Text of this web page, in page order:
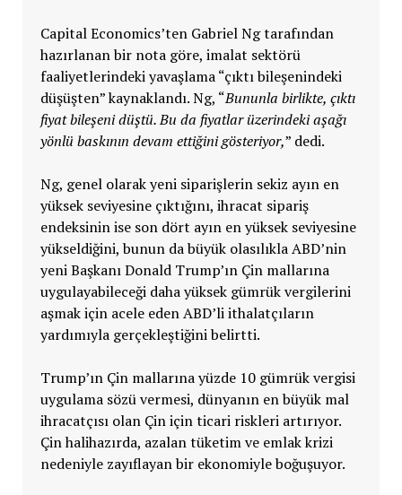
Capital Economics’ten Gabriel Ng tarafından
hazırlanan bir nota göre, imalat sektörü
faaliyetlerindeki yavaşlama “çıktı bileşenindeki
düşüşten” kaynaklandı. Ng, “Bununla birlikte, çıktı
fiyat bileşeni düştü. Bu da fiyatlar üzerindeki aşağı
yönlü baskının devam ettiğini gösteriyor,” dedi.
Ng, genel olarak yeni siparişlerin sekiz ayın en
yüksek seviyesine çıktığını, ihracat sipariş
endeksinin ise son dört ayın en yüksek seviyesine
yükseldiğini, bunun da büyük olasılıkla ABD’nin
yeni Başkanı Donald Trump’ın Çin mallarına
uygulayabileceği daha yüksek gümrük vergilerini
aşmak için acele eden ABD’li ithalatçıların
yardımıyla gerçekleştiğini belirtti.
Trump’ın Çin mallarına yüzde 10 gümrük vergisi
uygulama sözü vermesi, dünyanın en büyük mal
ihracatçısı olan Çin için ticari riskleri artırıyor.
Çin halihazırda, azalan tüketim ve emlak krizi
nedeniyle zayıflayan bir ekonomiyle boğuşuyor.